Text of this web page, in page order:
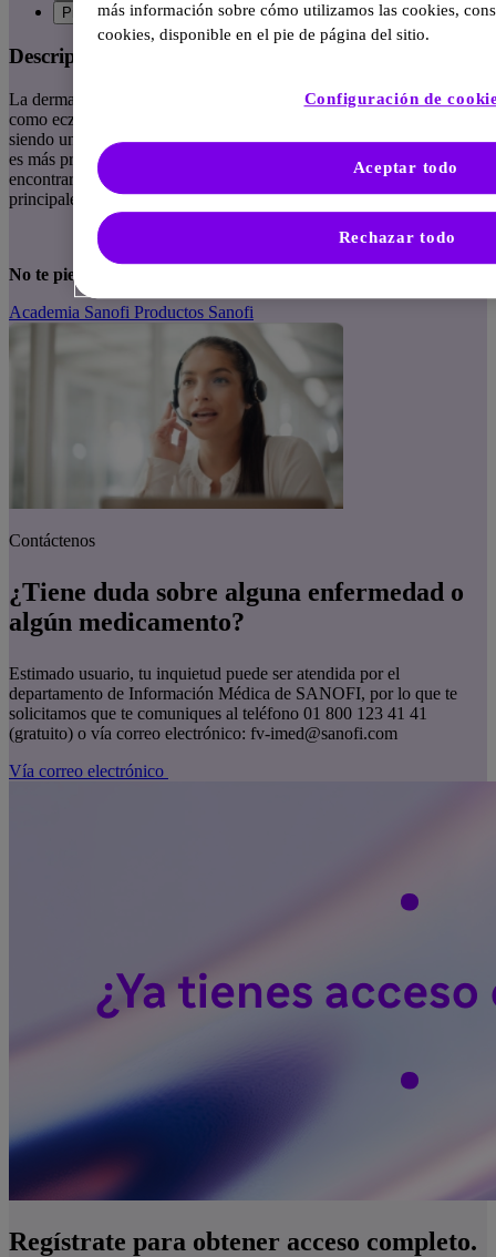
Preguntas frecuentes
Descripción general de Dermatitis Atópica
La dermatitis atópica es una afección de la piel también conocida
como eczema que causa inflamación, picazón o sequedad. Aun
siendo una enfermedad de la piel que puede afectar a niños y adultos
es más propensa o común en bebés y niños, en este artículo
encontrarás una guía completa para entender más sobre las
principales causas, síntomas o tratamiento.
No te pierdas estos enlaces clave.
Academia Sanofi Productos Sanofi
Contácte­nos
¿Tiene duda sobre alguna enfermedad o
algún medicamento?
Estimado usuario, tu inquietud puede ser atendida por el
departamento de Información Médica de SANOFI, por lo que te
solicitamos que te comuniques al teléfono 01 800 123 41 41
(gratuito) o vía correo electrónico: fv-imed@sanofi.com
Vía correo electrónico
Regístrate para obtener acceso completo.
más información sobre cómo utilizamos las cookies,
cookies, disponible en el pie de página del sitio.
Configuración de
Rechazar todo
Aceptar todo